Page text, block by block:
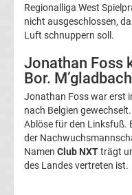
FC
Transfergerüchte
1.
FC
Regionalliga West
nicht ausgeschlossen,
Luft schnuppern soll.
Jonathan Foss
Bor. M’gladbach
Jonathan Foss war erst
nach Belgien
Ablöse für den Linksfuß.
der
Namen Club NXTträgt
des Landes vertreten ist.